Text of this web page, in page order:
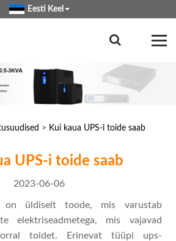
Eesti Keel
> Kui kaua UPS-i toide saab
UPS-i toide saab
2023-06-06
on üldiselt toode, mis varustab
elektriseadmetega, mis vajavad
toidet. Erinevat tüüpi ups-